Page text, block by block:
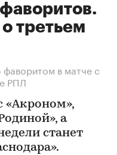
третьем
фаворитом в матче с
РПЛ
«Акроном»,
а
станет